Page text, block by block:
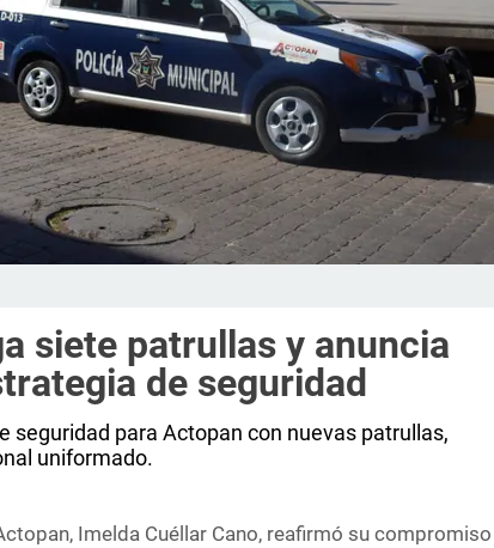
siete patrullas y anuncia
de seguridad
seguridad para Actopan con nuevas patrullas,
uniformado.
Imelda Cuéllar Cano, reafirmó su compromiso